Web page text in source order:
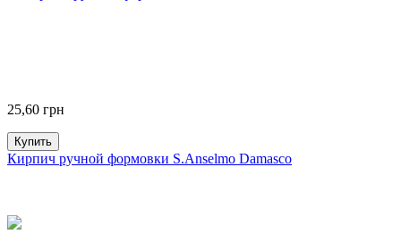
25,60 грн
Купить
Кирпич ручной формовки S.Anselmo Damasco